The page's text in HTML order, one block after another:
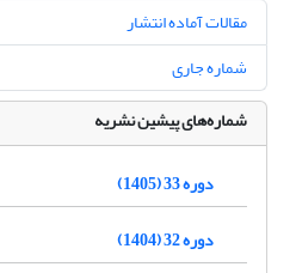
مقالات آماده انتشار
شماره جاری
شماره‌های پیشین نشریه
دوره 33 (1405)
دوره 32 (1404)